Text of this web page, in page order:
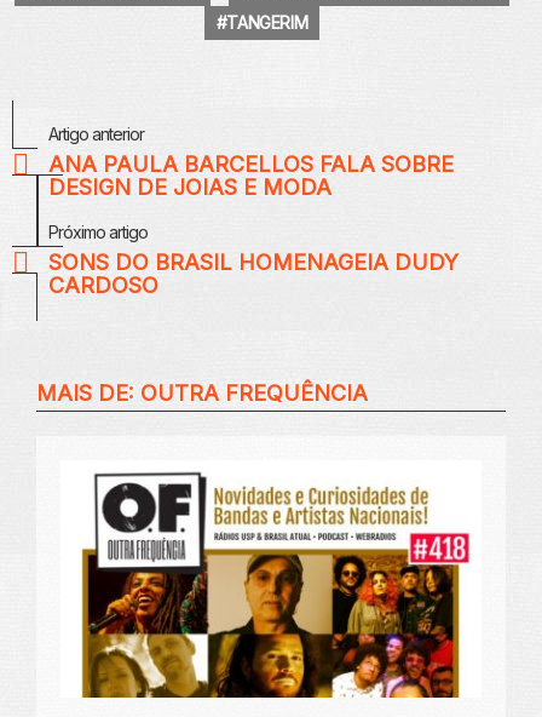
TANGERIM
MaisArtigo anterior
ANA PAULA BARCELLOS FALA SOBRE
DESIGN DE JOIAS E MODA
Próximo artigo
SONS DO BRASIL HOMENAGEIA DUDY
CARDOSO
MAIS DE: OUTRA FREQUÊNCIA